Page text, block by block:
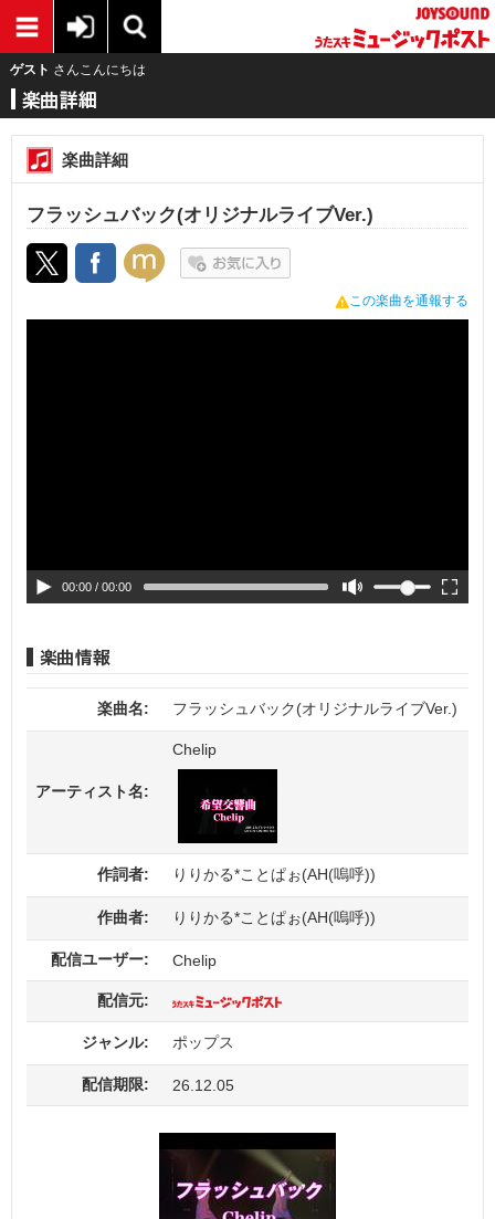
ゲスト さんこんにちは
楽曲詳細
フラッシュバック(オリジナルライブVer.)
この楽曲を通報する
00:00 / 00:00
楽曲名: フラッシュバック(オリジナルライブVer.)
アーティスト名:
Chelip
作詞者: りりかる*ことぱぉ(AH(嗚呼))
作曲者: りりかる*ことぱぉ(AH(嗚呼))
配信ユーザー: Chelip
配信元:
ジャンル: ポップス
配信期限: 26.12.05